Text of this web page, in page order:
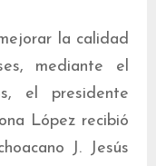
la calidad
mediante el
el presidente
López recibió
J. Jesús